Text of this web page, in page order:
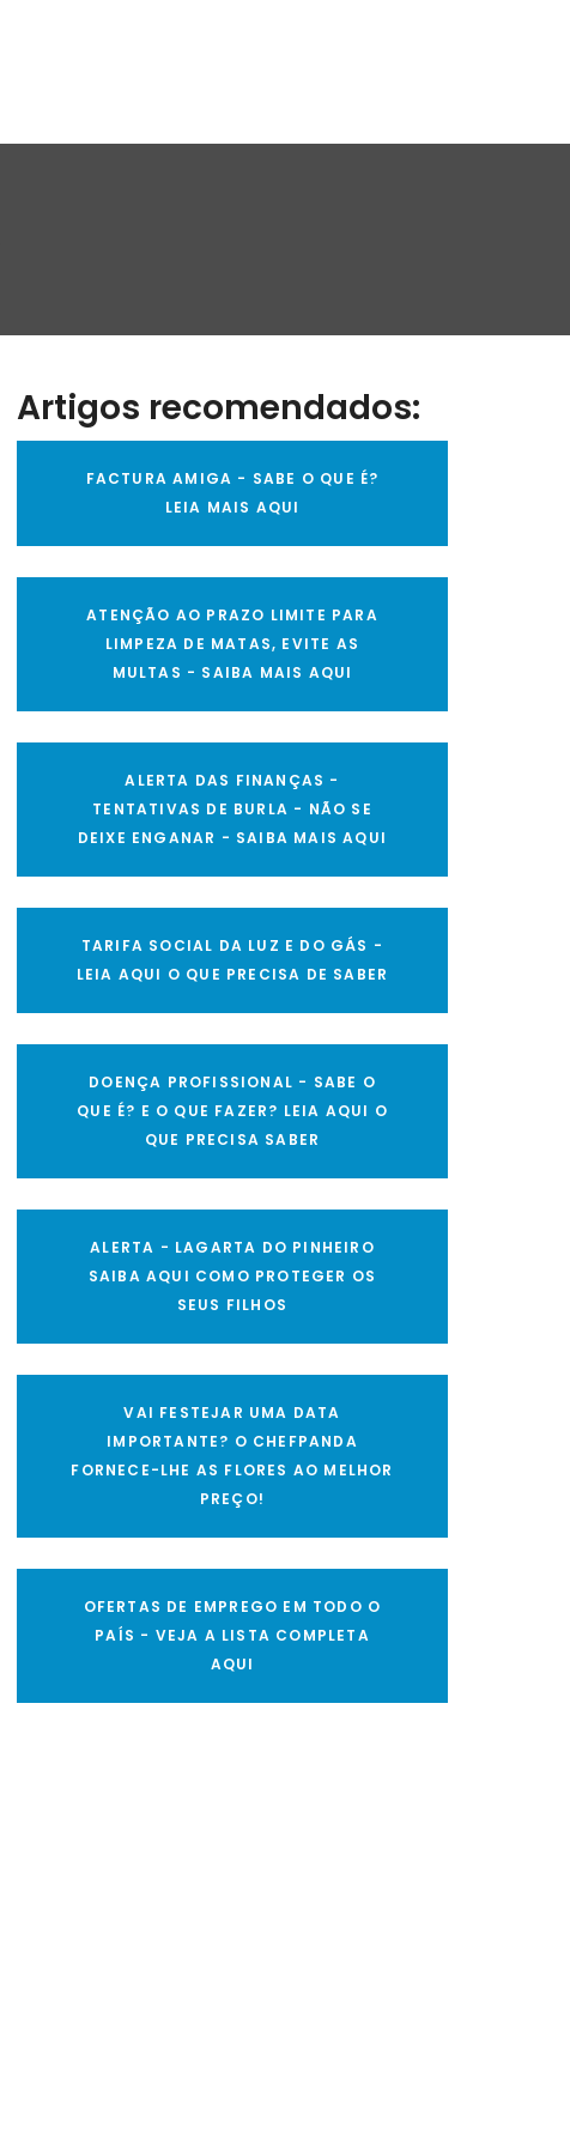
Artigos recomendados:
FACTURA AMIGA - SABE O QUE É?
LEIA MAIS AQUI
ATENÇÃO AO PRAZO LIMITE PARA
LIMPEZA DE MATAS, EVITE AS
MULTAS - SAIBA MAIS AQUI
ALERTA DAS FINANÇAS -
TENTATIVAS DE BURLA - NÃO SE
DEIXE ENGANAR - SAIBA MAIS AQUI
TARIFA SOCIAL DA LUZ E DO GÁS -
LEIA AQUI O QUE PRECISA DE SABER
DOENÇA PROFISSIONAL - SABE O
QUE É? E O QUE FAZER? LEIA AQUI O
QUE PRECISA SABER
ALERTA - LAGARTA DO PINHEIRO
SAIBA AQUI COMO PROTEGER OS
SEUS FILHOS
VAI FESTEJAR UMA DATA
IMPORTANTE? O CHEFPANDA
FORNECE-LHE AS FLORES AO MELHOR
PREÇO!
OFERTAS DE EMPREGO EM TODO O
PAÍS - VEJA A LISTA COMPLETA
AQUI